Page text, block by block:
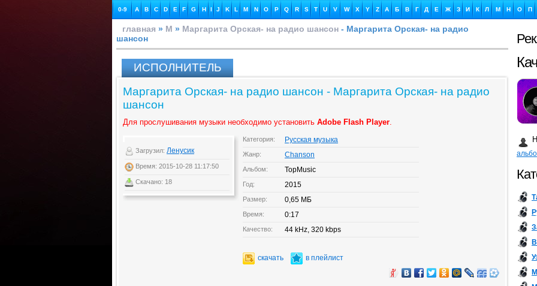
0-9 A B C D E F G H I J K L M N O P Q R S T U V W X Y Z А Б В Г Д Е Ж З И К Л М Н О П
главная » М » Маргарита Орская- на радио шансон - Маргарита Орская- на радио
шансон
ИСПОЛНИТЕЛЬ
Маргарита Орская- на радио шансон - Маргарита Орская- на радио
шансон
Для прослушивания музыки необходимо установить Adobe Flash Player.
Загрузил: Ленусик
Время: 2015-10-28 11:17:50
Скачано: 18
Категория: Русская музыка
Жанр: Chanson
Альбом: TopMusic
Год: 2015
Размер: 0,65 МБ
Время: 0:17
Качество: 44 kHz, 320 kbps
скачать в плейлист